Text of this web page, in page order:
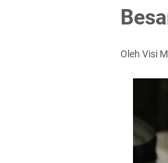
Oleh Visi